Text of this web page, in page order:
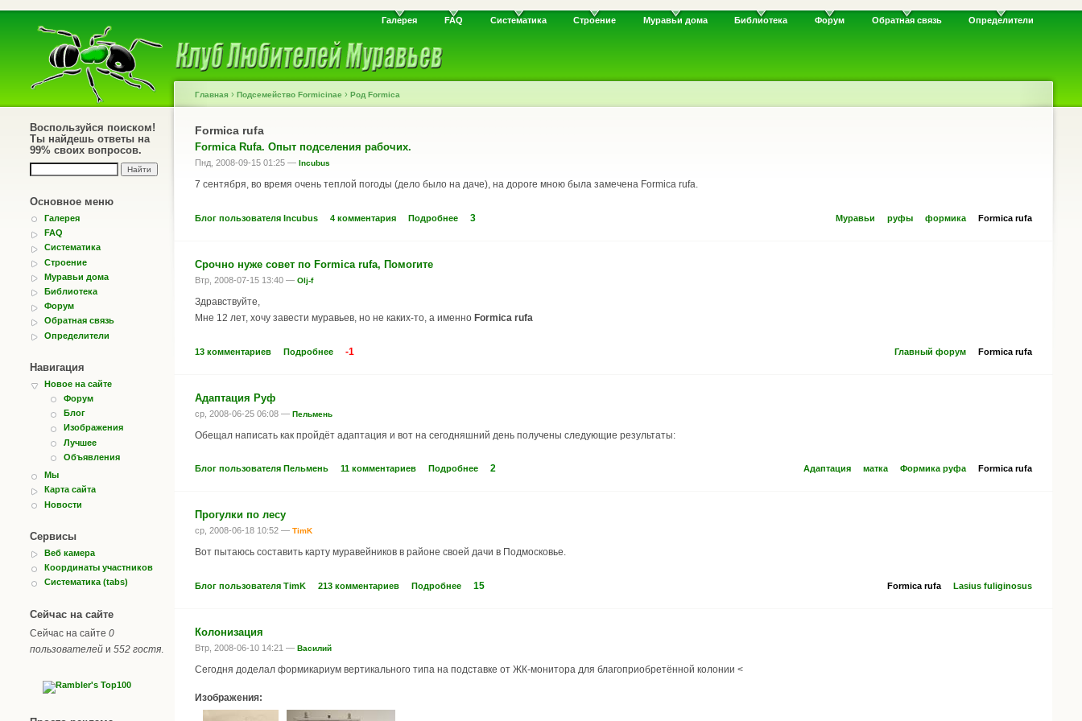
Галерея FAQ Систематика Строение Муравьи дома Библиотека Форум Обратная связь Определители
Воспользуйся поиском!
Ты найдешь ответы на
99% своих вопросов.
Основное меню
Галерея
FAQ
Систематика
Строение
Муравьи дома
Библиотека
Форум
Обратная связь
Определители
Навигация
Новое на сайте
Форум
Блог
Изображения
Лучшее
Объявления
Мы
Карта сайта
Новости
Сервисы
Веб камера
Координаты участников
Систематика (tabs)
Сейчас на сайте
Сейчас на сайте 0
пользователей и 552 гостя
Главная › Подсемейство Formicinae › Род Formica
Formica rufa
Formica Rufa. Опыт подселения рабочих.
Пнд, 2008-09-15 01:25 — Incubus
7 сентября, во время очень теплой погоды (дело было на даче), на дороге мною была замечена Formica rufa.
Муравьи руфы формика Formica rufa
Блог пользователя Incubus 4 комментария Подробнее 3
Срочно нуже совет по Formica rufa, Помогите
Втр, 2008-07-15 13:40 — Olj-f
Здравствуйте,
Мне 12 лет, хочу завести муравьев, но не каких-то, а именно Formica rufa
Главный форум Formica rufa
13 комментариев Подробнее -1
Адаптация Руф
ср, 2008-06-25 06:08 — Пельмень
Обещал написать как пройдёт адаптация и вот на сегодняшний день получены следующие результаты:
Адаптация матка Формика руфа Formica rufa
Блог пользователя Пельмень 11 комментариев Подробнее 2
Прогулки по лесу
ср, 2008-06-18 10:52 — TimK
Вот пытаюсь составить карту муравейников в районе своей дачи в Подмосковье.
Formica rufa Lasius fuliginosus
Блог пользователя TimK 213 комментариев Подробнее 15
Колонизация
Втр, 2008-06-10 14:21 — Василий
Сегодня доделал формикариум вертикального типа на подставке от ЖК-монитора для благоприобретённой колонии <
Изображения: